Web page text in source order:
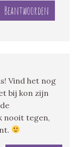
Beantwoorden
Vind het nog
bij kon zijn
nooit tegen,